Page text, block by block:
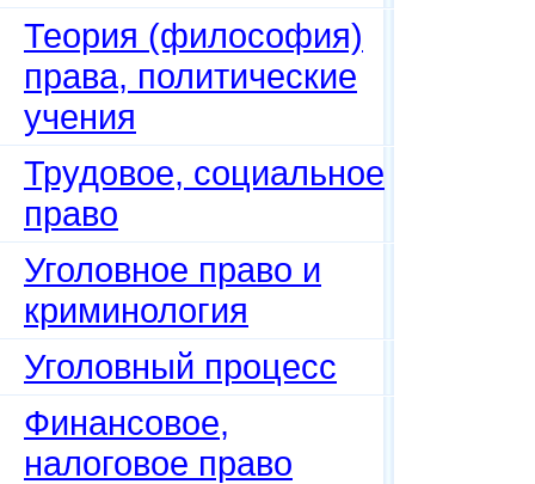
Теория (философия)
права, политические
учения
Трудовое, социальное
право
Уголовное право и
криминология
Уголовный процесс
Финансовое,
налоговое право